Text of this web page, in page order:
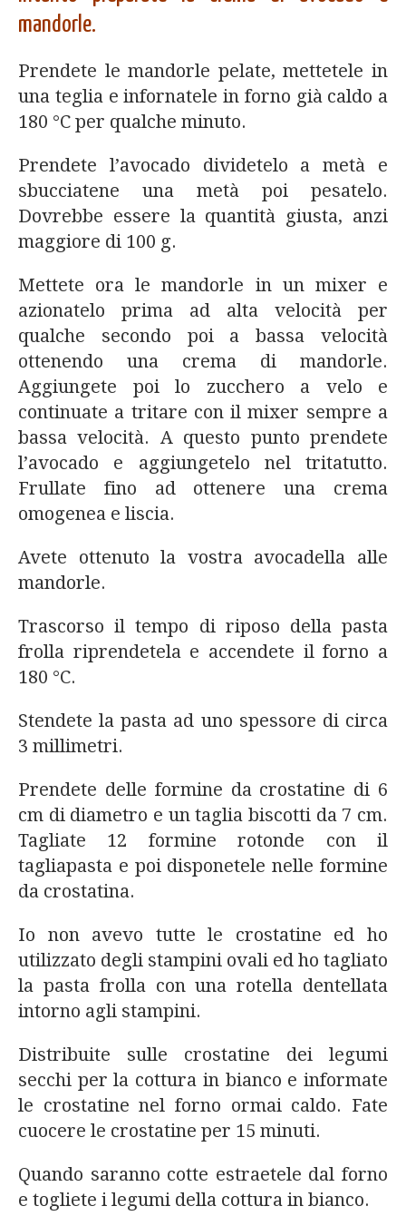
mandorle.
Prendete le mandorle pelate, mettetele in
una teglia e infornatele in forno già caldo a
180 °C per qualche minuto.
Prendete l’avocado dividetelo a metà e
sbucciatene una metà poi pesatelo.
Dovrebbe essere la quantità giusta, anzi
maggiore di 100 g.
Mettete ora le mandorle in un mixer e
azionatelo prima ad alta velocità per
qualche secondo poi a bassa velocità
ottenendo una crema di mandorle.
Aggiungete poi lo zucchero a velo e
continuate a tritare con il mixer sempre a
bassa velocità. A questo punto prendete
l’avocado e aggiungetelo nel tritatutto.
Frullate fino ad ottenere una crema
omogenea e liscia.
Avete ottenuto la vostra avocadella alle
mandorle.
Trascorso il tempo di riposo della pasta
frolla riprendetela e accendete il forno a
180 °C.
Stendete la pasta ad uno spessore di circa
3 millimetri.
Prendete delle formine da crostatine di 6
cm di diametro e un taglia biscotti da 7 cm.
Tagliate 12 formine rotonde con il
tagliapasta e poi disponetele nelle formine
da crostatina.
Io non avevo tutte le crostatine ed ho
utilizzato degli stampini ovali ed ho tagliato
la pasta frolla con una rotella dentellata
intorno agli stampini.
Distribuite sulle crostatine dei legumi
secchi per la cottura in bianco e informate
le crostatine nel forno ormai caldo. Fate
cuocere le crostatine per 15 minuti.
Quando saranno cotte estraetele dal forno
e togliete i legumi della cottura in bianco.